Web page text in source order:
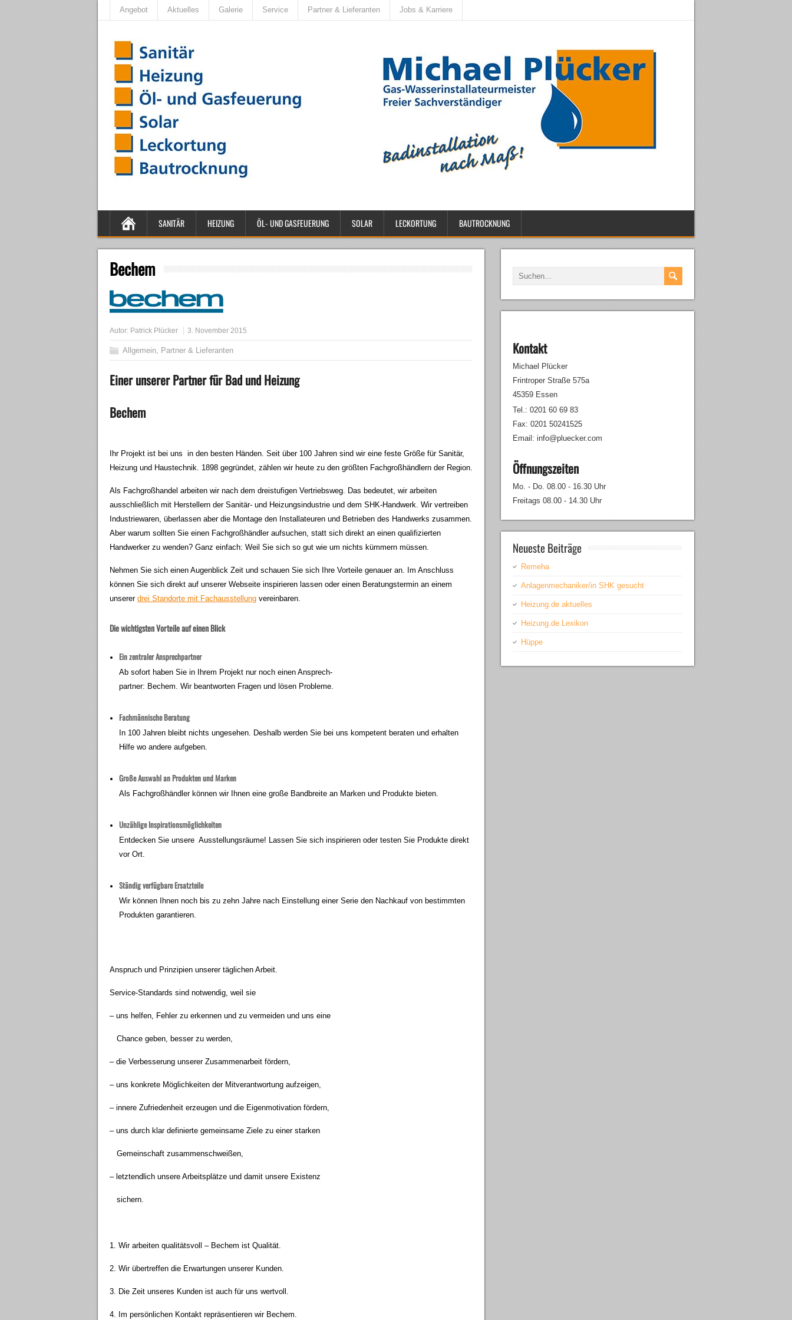
Angebot Aktuelles Galerie Service Partner & Lieferanten Jobs & Karriere
SANITÄR HEIZUNG ÖL- UND GASFEUERUNG SOLAR LECKORTUNG BAUTROCKNUNG
Bechem
Autor: Patrick Plücker 3. November 2015
Allgemein, Partner & Lieferanten
Einer unserer Partner für Bad und Heizung
Bechem
Ihr Projekt ist bei uns in den besten Händen. Seit über 100 Jahren sind wir eine feste Größe für Sanitär,
Heizung und Haustechnik. 1898 gegründet, zählen wir heute zu den größten Fachgroßhändlern der Region.
Als Fachgroßhandel arbeiten wir nach dem dreistufigen Vertriebsweg. Das bedeutet, wir arbeiten
ausschließlich mit Herstellern der Sanitär- und Heizungsindustrie und dem SHK-Handwerk. Wir vertreiben
Industriewaren, überlassen aber die Montage den Installateuren und Betrieben des Handwerks zusammen.
Aber warum sollten Sie einen Fachgroßhändler aufsuchen, statt sich direkt an einen qualifizierten
Handwerker zu wenden? Ganz einfach: Weil Sie sich so gut wie um nichts kümmern müssen.
Nehmen Sie sich einen Augenblick Zeit und schauen Sie sich Ihre Vorteile genauer an. Im Anschluss
können Sie sich direkt auf unserer Webseite inspirieren lassen oder einen Beratungstermin an einem
unserer drei Standorte mit Fachausstellung vereinbaren.
Die wichtigsten Vorteile auf einen Blick
Ein zentraler Ansprechpartner
Ab sofort haben Sie in Ihrem Projekt nur noch einen Ansprech-
partner: Bechem. Wir beantworten Fragen und lösen Probleme.
Fachmännische Beratung
In 100 Jahren bleibt nichts ungesehen. Deshalb werden Sie bei uns kompetent beraten und erhalten
Hilfe wo andere aufgeben.
Große Auswahl an Produkten und Marken
Als Fachgroßhändler können wir Ihnen eine große Bandbreite an Marken und Produkte bieten.
Unzählige Inspirationsmöglichkeiten
Entdecken Sie unsere Ausstellungsräume! Lassen Sie sich inspirieren oder testen Sie Produkte direkt
vor Ort.
Ständig verfügbare Ersatzteile
Wir können Ihnen noch bis zu zehn Jahre nach Einstellung einer Serie den Nachkauf von bestimmten
Produkten garantieren.
Anspruch und Prinzipien unserer täglichen Arbeit.
Service-Standards sind notwendig, weil sie
– uns helfen, Fehler zu erkennen und zu vermeiden und uns eine
Chance geben, besser zu werden,
– die Verbesserung unserer Zusammenarbeit fördern,
– uns konkrete Möglichkeiten der Mitverantwortung aufzeigen,
– innere Zufriedenheit erzeugen und die Eigenmotivation fördern,
– uns durch klar definierte gemeinsame Ziele zu einer starken
Gemeinschaft zusammenschweißen,
– letztendlich unsere Arbeitsplätze und damit unsere Existenz
sichern.
1. Wir arbeiten qualitätsvoll – Bechem ist Qualität.
2. Wir übertreffen die Erwartungen unserer Kunden.
3. Die Zeit unseres Kunden ist auch für uns wertvoll.
4. Im persönlichen Kontakt repräsentieren wir Bechem.
Kontakt
Michael Plücker
Frintroper Straße 575a
45359 Essen
Tel.: 0201 60 69 83
Fax: 0201 50241525
Email: info@pluecker.com
Öffnungszeiten
Mo. - Do. 08.00 - 16.30 Uhr
Freitags 08.00 - 14.30 Uhr
Neueste Beiträge
Remeha
Anlagenmechaniker/in SHK gesucht
Heizung.de aktuelles
Heizung.de Lexikon
Hüppe